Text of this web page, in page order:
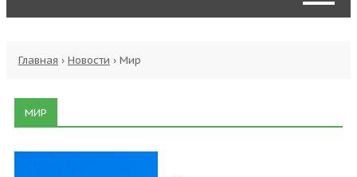
Главная › Новости › Мир
МИР